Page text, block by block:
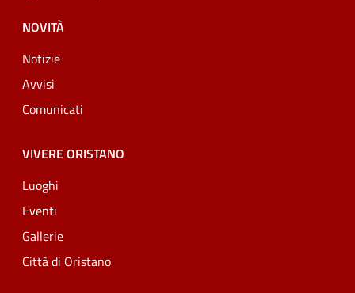
NOVITÀ
Notizie
Avvisi
Comunicati
VIVERE ORISTANO
Luoghi
Eventi
Gallerie
Città di Oristano